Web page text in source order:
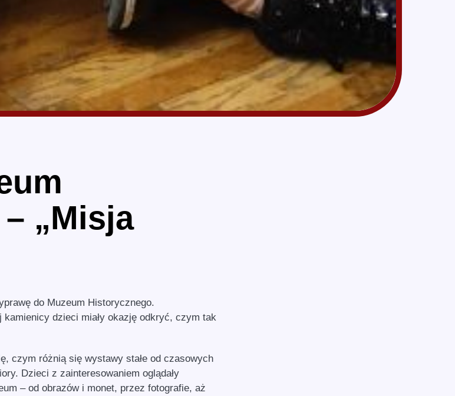
„Misja
do Muzeum Historycznego.
dzieci miały okazję odkryć, czym tak
czym różnią się wystawy stałe od czasowych
Dzieci z zainteresowaniem oglądały
– od obrazów i monet, przez fotografie, aż